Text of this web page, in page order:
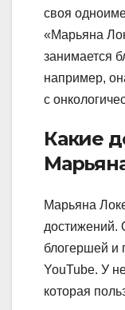
своя
«Марьяна
занимается
например,
с
Какие
Марьяна
достижений.
блогершей и
YouTube. У
которая